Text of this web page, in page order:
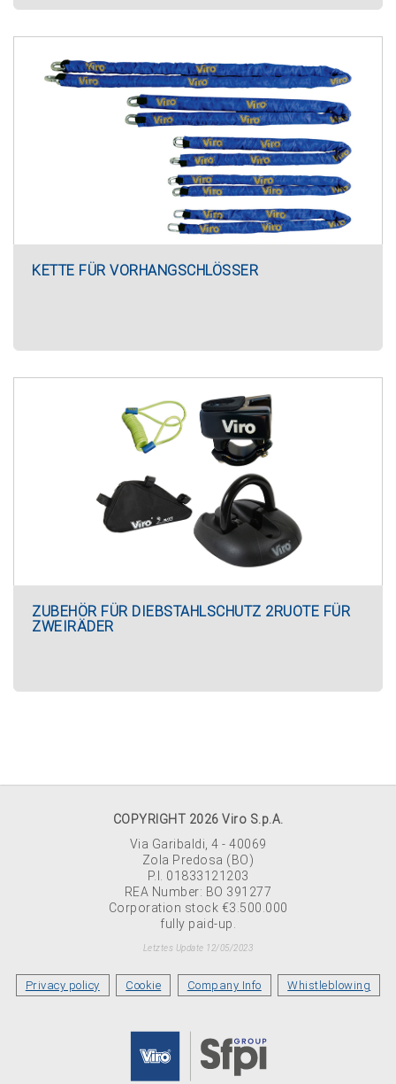
KETTE FÜR VORHANGSCHLÖSSER
ZUBEHÖR FÜR DIEBSTAHLSCHUTZ 2RUOTE FÜR
ZWEIRÄDER
COPYRIGHT 2026 Viro S.p.A.
Via Garibaldi, 4 - 40069
Zola Predosa (BO)
P.I. 01833121203
REA Number: BO 391277
Corporation stock €3.500.000
fully paid-up.
Letztes Update 12/05/2023
Privacy policy Cookie Company Info Whistleblowing